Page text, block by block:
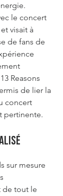
le concert
visait à
de fans de
Reasons
de lier la
concert
pertinente.
sur mesure
de tout le